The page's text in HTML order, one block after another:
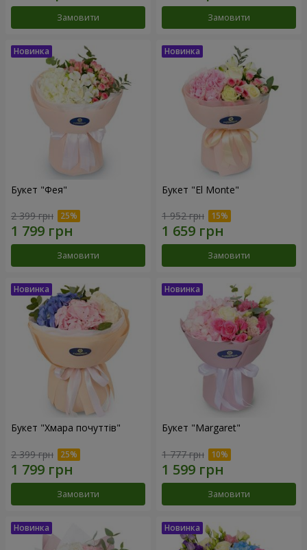
Замовити Замовити
Букет "Фея"
2 399 грн
Замовити
Букет "El Monte"
1 952 грн
Замовити
Букет "Хмара почуттів"
2 399 грн
Замовити
Букет "Margaret"
1 777 грн
Замовити